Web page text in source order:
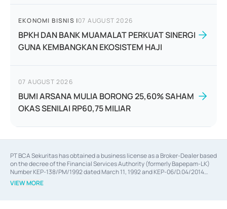
EKONOMI BISNIS |07 AUGUST 2026
BPKH DAN BANK MUAMALAT PERKUAT SINERGI
GUNA KEMBANGKAN EKOSISTEM HAJI
07 AUGUST 2026
BUMI ARSANA MULIA BORONG 25,60% SAHAM
OKAS SENILAI RP60,75 MILIAR
PT BCA Sekuritas has obtained a business license as a Broker-Dealer based
on the decree of the Financial Services Authority (formerly Bapepam-LK)
Number KEP-138/PM/1992 dated March 11, 1992 and KEP-06/D.04/2014
dated February 28, 2014, a business license as an Underwriter based on the
decree of the Financial Services Authority Number KEP-12/PM/PEE/1997
VIEW MORE